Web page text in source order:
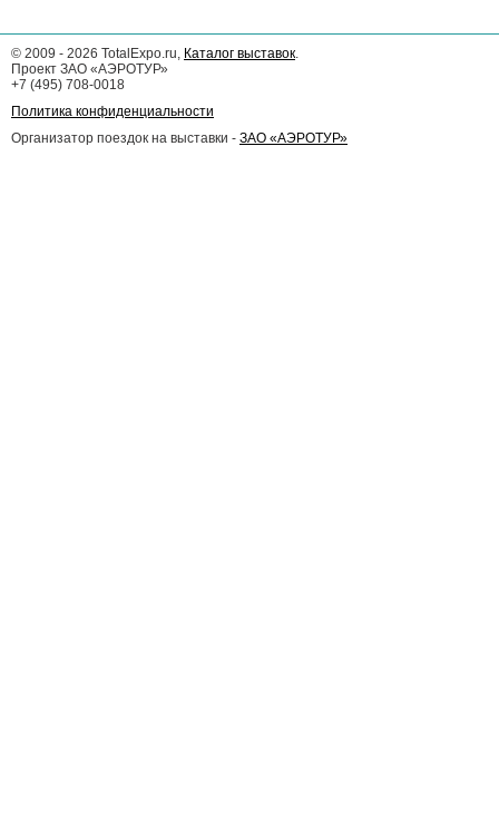
© 2009 - 2026 TotalExpo.ru, Каталог выставок
Проект ЗАО «АЭРОТУР»
+7 (495) 708-0018
Политика конфиденциальности
Организатор поездок на выставки - ЗАО «АЭРОТУР»